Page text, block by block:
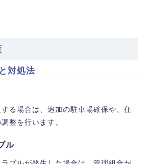
対処法
る場合は、追加の駐車場確保や、住
整を行います。
ル